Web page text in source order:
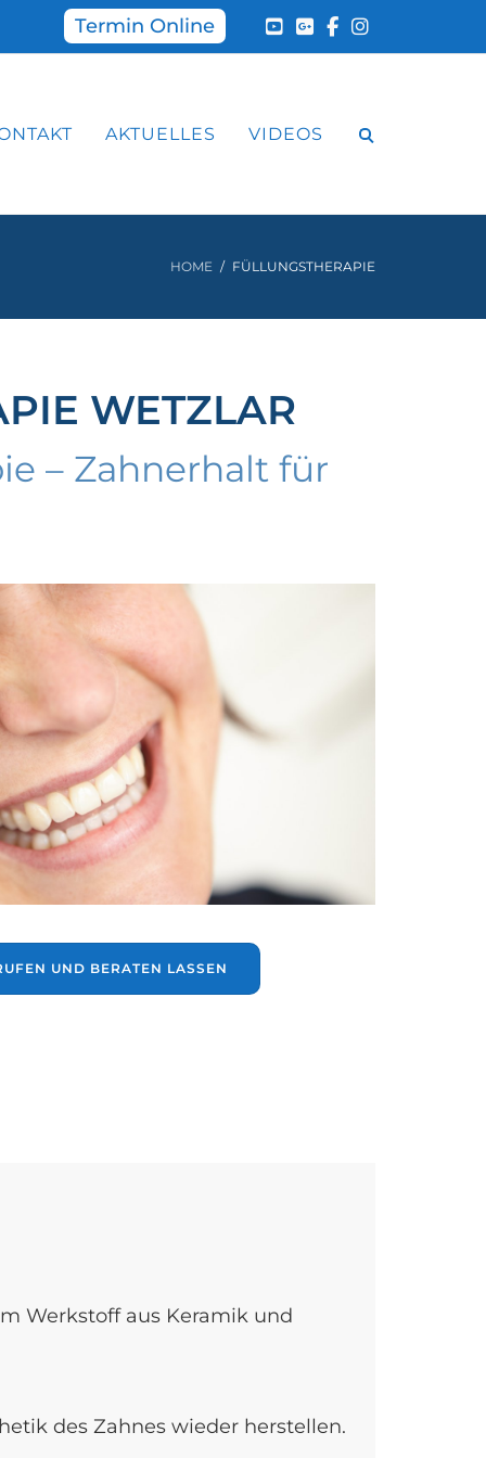
Termin Online
AKTUELLES VIDEOS
HOME FÜLLUNGSTHERAPIE
WETZLAR
– Zahnerhalt für
UND BERATEN LASSEN
Werkstoff aus Keramik und
des Zahnes wieder herstellen.